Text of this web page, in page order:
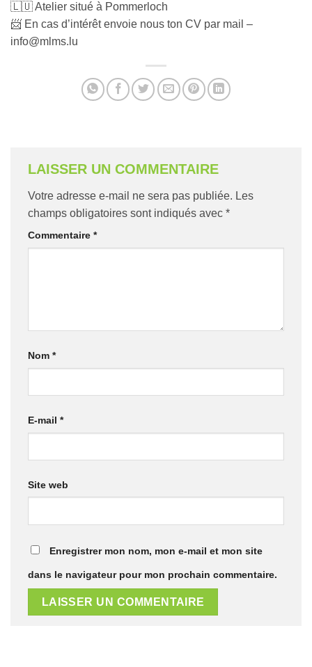
🇱🇺 Atelier situé à Pommerloch
📨 En cas d’intérêt envoie nous ton CV par mail –
info@mlms.lu
LAISSER UN COMMENTAIRE
Votre adresse e-mail ne sera pas publiée. Les
champs obligatoires sont indiqués avec *
Commentaire *
Nom *
E-mail *
Site web
Enregistrer mon nom, mon e-mail et mon site
dans le navigateur pour mon prochain commentaire.